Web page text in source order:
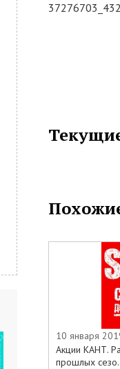
10 января
Акции КАНТ.
прошлых